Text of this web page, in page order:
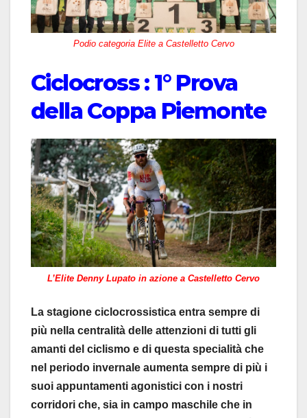
Podio categoria Elite a Castelletto Cervo
Ciclocross : 1° Prova
della Coppa Piemonte
L’Elite Denny Lupato in azione a Castelletto Cervo
La stagione ciclocrossistica entra sempre di
più nella centralità delle attenzioni di tutti gli
amanti del ciclismo e di questa specialità che
nel periodo invernale aumenta sempre di più i
suoi appuntamenti agonistici con i nostri
corridori che, sia in campo maschile che in